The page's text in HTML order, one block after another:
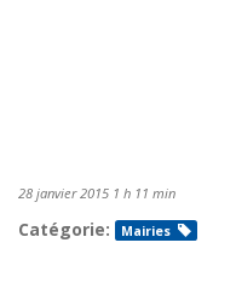
28 janvier 2015 1 h 11 min
Catégorie: Mairies